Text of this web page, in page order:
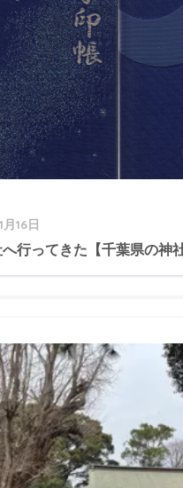
月16日
行ってきた【千葉県の神社